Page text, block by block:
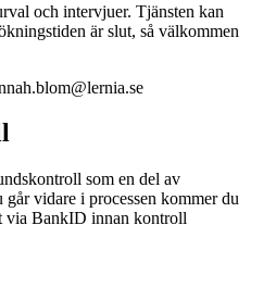
och intervjuer. Tjänsten kan
är slut, så välkommen
som en del av
vidare i processen kommer du
via BankID innan kontroll